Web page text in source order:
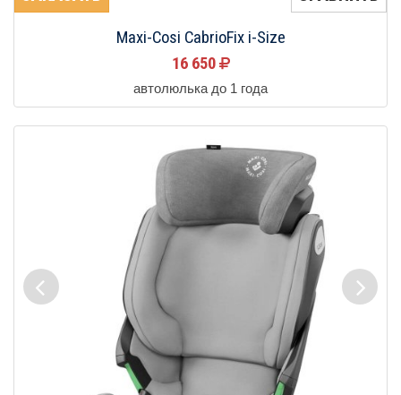
Maxi-Cosi CabrioFix i-Size
16 650
автолюлька до 1 года